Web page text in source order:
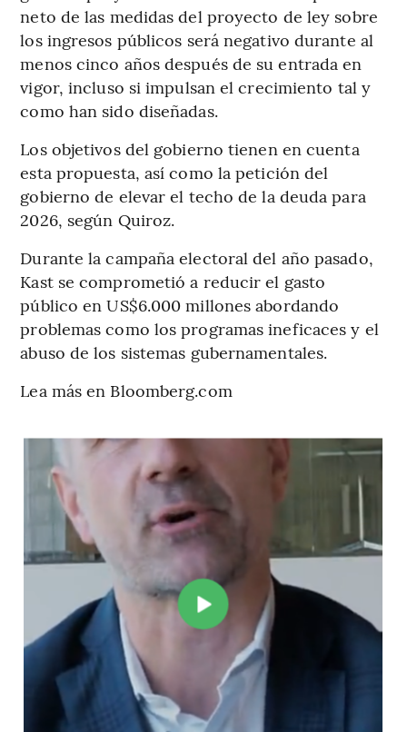
neto de las medidas del proyecto de ley sobre
los ingresos públicos será negativo durante al
menos cinco años después de su entrada en
vigor, incluso si impulsan el crecimiento tal y
como han sido diseñadas.
Los objetivos del gobierno tienen en cuenta
esta propuesta, así como la petición del
gobierno de elevar el techo de la deuda para
2026, según Quiroz.
Durante la campaña electoral del año pasado,
Kast se comprometió a reducir el gasto
público en US$6.000 millones abordando
problemas como los programas ineficaces y el
abuso de los sistemas gubernamentales.
Lea más en Bloomberg.com